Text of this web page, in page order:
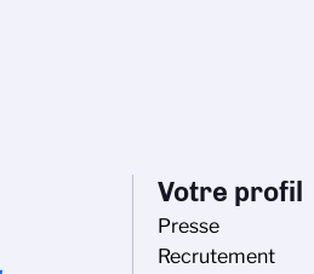
Votre profil
Presse
Recrutement